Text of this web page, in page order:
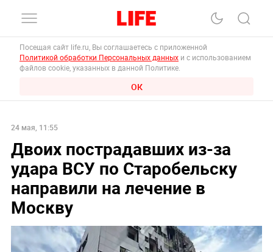
Посещая сайт life.ru, Вы соглашаетесь с приложенной
Политикой обработки Персональных данных и с использованием
файлов cookie, указанных в данной Политике.
ОК
24 мая, 11:55
Двоих пострадавших из-за
удара ВСУ по Старобельску
направили на лечение в
Москву